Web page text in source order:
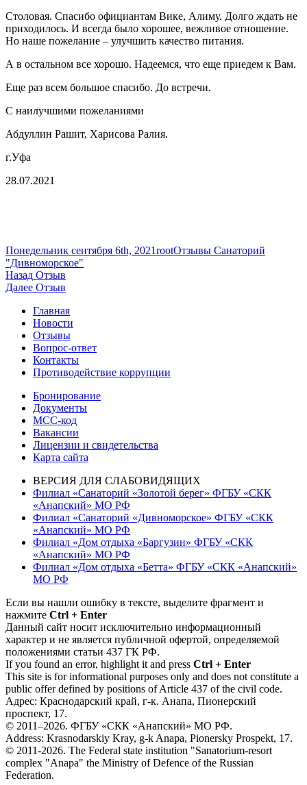
Столовая. Спасибо официантам Вике, Алиму. Долго ждать не
приходилось. И всегда было хорошее, вежливое отношение.
Но наше пожелание – улучшить качество питания.
А в остальном все хорошо. Надеемся, что еще приедем к Вам.
Еще раз всем большое спасибо. До встречи.
С наилучшими пожеланиями
Абдуллин Рашит, Харисова Ралия.
г.Уфа
28.07.2021
Опубликовано
Понедельник сентября 6th, 2021Автор
rootРубрики
Отзывы Санаторий
"Дивноморское"
Навигация
по
записям
Назад Предыдущая
запись:
Отзыв
Далее Следующая
Отзыв
Главная
Новости
Отзывы
Вопрос-ответ
Контакты
Противодействие коррупции
Бронирование
Документы
МСС-код
Вакансии
Лицензии и свидетельства
Карта сайта
ВЕРСИЯ ДЛЯ СЛАБОВИДЯЩИХ
Филиал «Санаторий «Золотой берег» ФГБУ «СКК
«Анапский» МО РФ
Филиал «Санаторий «Дивноморское» ФГБУ «СКК
«Анапский» МО РФ
Филиал «Дом отдыха «Баргузин» ФГБУ «СКК
«Анапский» МО РФ
Филиал «Дом отдыха «Бетта» ФГБУ «СКК «Анапский»
МО РФ
Если вы нашли ошибку в тексте, выделите фрагмент и
нажмите Ctrl + Enter
Данный сайт носит исключительно информационный
характер и не является публичной офертой, определяемой
положениями статьи 437 ГК РФ.
If you found an error, highlight it and press Ctrl + Enter
This site is for informational purposes only and does not constitute a
public offer defined by positions of Article 437 of the civil code.
Адрес: Краснодарский край, г-к. Анапа, Пионерский
проспект, 17.
© 2011–2026. ФГБУ «СКК «Анапский» МО РФ.
Address: Krasnodarskiy Kray, g-k Anapa, Pionersky Prospekt, 17.
© 2011-2026. The Federal state institution "Sanatorium-resort
complex "Anapa" the Ministry of Defence of the Russian
Federation.